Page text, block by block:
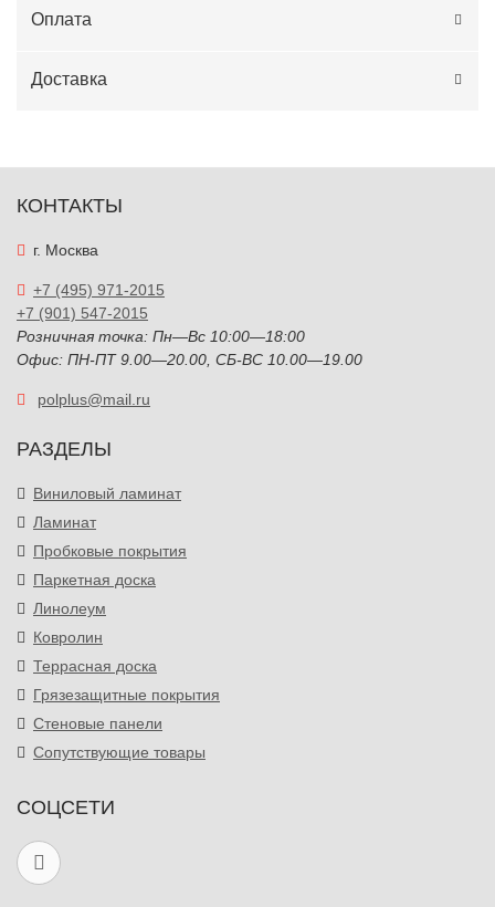
Оплата
Доставка
КОНТАКТЫ
г. Москва
+7 (495) 971-2015
+7 (901) 547-2015
Розничная точка: Пн—Вс 10:00—18:00
Офис: ПН-ПТ 9.00—20.00, СБ-ВС 10.00—19.00
polplus@mail.ru
РАЗДЕЛЫ
Виниловый ламинат
Ламинат
Пробковые покрытия
Паркетная доска
Линолеум
Ковролин
Террасная доска
Грязезащитные покрытия
Стеновые панели
Сопутствующие товары
СОЦСЕТИ